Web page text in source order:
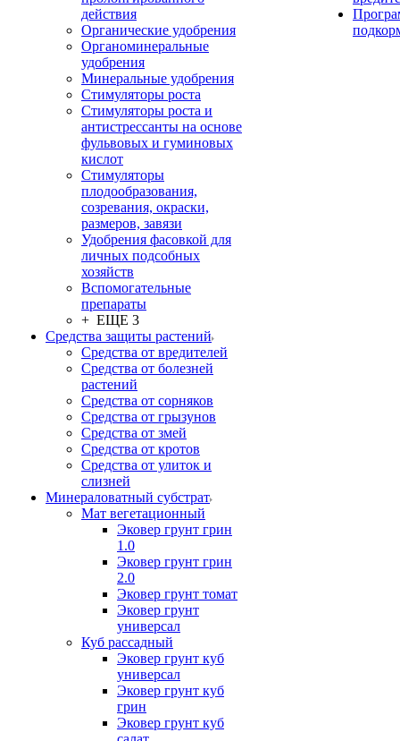
действия
Органические удобрения
Органоминеральные
удобрения
Минеральные удобрения
Стимуляторы роста
Стимуляторы роста и
антистрессанты на основе
фульвовых и гуминовых
кислот
Стимуляторы
плодообразования,
созревания, окраски,
размеров, завязи
Удобрения фасовкой для
личных подсобных
хозяйств
Вспомогательные
препараты
+ ЕЩЕ 3
Средства защиты растений
Средства от вредителей
Средства от болезней
растений
Средства от сорняков
Средства от грызунов
Средства от змей
Средства от кротов
Средства от улиток и
слизней
Минераловатный субстрат
Мат вегетационный
Эковер грунт грин
1.0
Эковер грунт грин
2.0
Эковер грунт томат
Эковер грунт
универсал
Куб рассадный
Эковер грунт куб
универсал
Эковер грунт куб
грин
Эковер грунт куб